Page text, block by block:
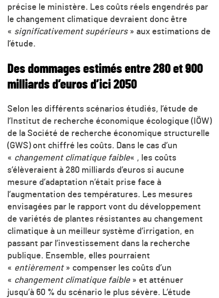
précise le ministère. Les coûts réels engendrés par
le changement climatique devraient donc être
« significativement supérieurs» aux estimations de
l’étude.
Des dommages estimés entre 280 et 900
milliards d’euros d’ici 2050
Selon les différents scénarios étudiés, l’étude de
l’Institut de recherche économique écologique (IÖW)
de la Société de recherche économique structurelle
(GWS) ont chiffré les coûts. Dans le cas d’un
« changement climatique faible« , les coûts
s’élèveraient à 280 milliards d’euros si aucune
mesure d’adaptation n’était prise face à
l’augmentation des températures. Les mesures
envisagées par le rapport vont du développement
de variétés de plantes résistantes au changement
climatique à un meilleur système d’irrigation, en
passant par l’investissement dans la recherche
publique. Ensemble, elles pourraient
« entièrement» compenser les coûts d’un
« changement climatique faible » et atténuer
jusqu’à 60 % du scénario le plus sévère. L’étude